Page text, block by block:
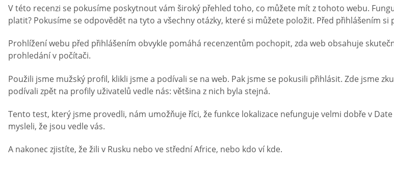
V této recenzi se pokusíme poskytnout vám široký přehled toho, co můžete mít z tohoto webu.
platit? Pokusíme se odpovědět na tyto a všechny otázky, které si můžete položit. Před přihlášením si
Prohlížení webu před přihlášením obvykle pomáhá recenzentům pochopit, zda web obsahuje
prohledání v počítači.
Použili jsme mužský profil, klikli jsme a podívali se na web. Pak jsme se pokusili přihlásit. Zde jsme
podívali zpět na profily uživatelů vedle nás: většina z nich byla stejná.
Tento test, který jsme provedli, nám umožňuje říci, že funkce lokalizace nefunguje velmi dobře v
mysleli, že jsou vedle vás.
A nakonec zjistíte, že žili v Rusku nebo ve střední Africe, nebo kdo ví kde.